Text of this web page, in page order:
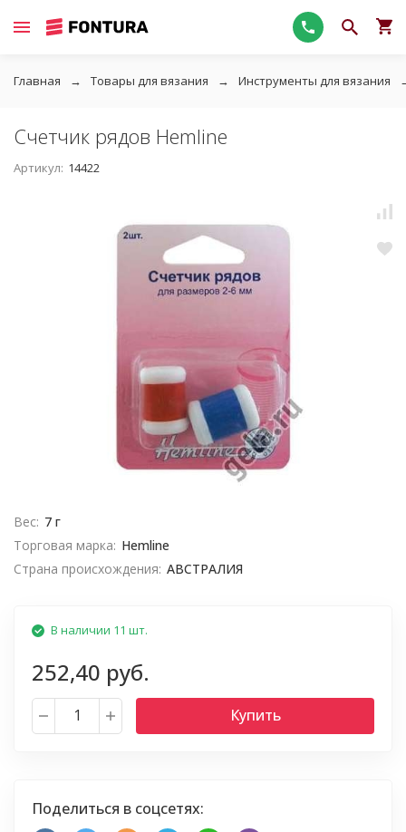
Главная Товары для вязания Инструменты для вязания
Счетчик рядов Hemline
Артикул: 14422
Вес: 7 г
Торговая марка: Hemline
Страна происхождения: АВСТРАЛИЯ
В наличии 11 шт.
252,40 руб.
Купить
Поделиться в соцсетях: